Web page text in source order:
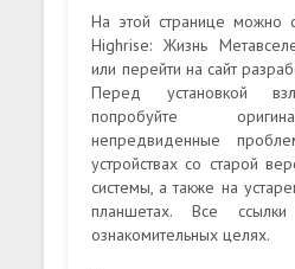
На этой странице можно
Highrise: Жизнь
или перейти на сайт
Перед установкой
попробуйте
непредвиденные
устройствах со старой
системы, а также на
планшетах. Все
ознакомительных целях.